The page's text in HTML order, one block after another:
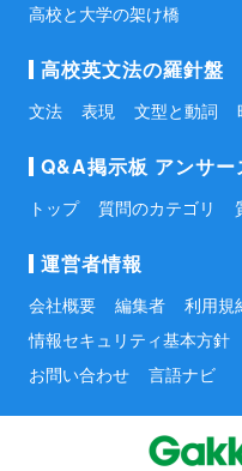
高校と大学の架け橋
高校英文法の羅針盤
文法 表現 文型と動詞
Q&A掲示板 アンサー
トップ 質問のカテゴリ
運営者情報
会社概要 編集者 利用規
情報セキュリティ基本方針
お問い合わせ
言語ナビ